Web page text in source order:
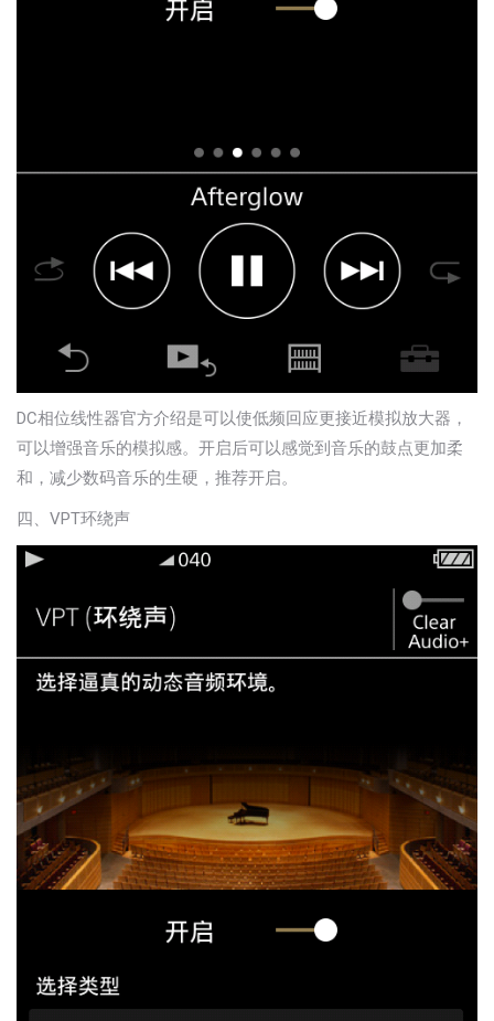
DC相位线性器官方介绍是可以使低频回应更接近模拟放大器，
可以增强音乐的模拟感。开启后可以感觉到音乐的鼓点更加柔
和，减少数码音乐的生硬，推荐开启。
四、VPT环绕声